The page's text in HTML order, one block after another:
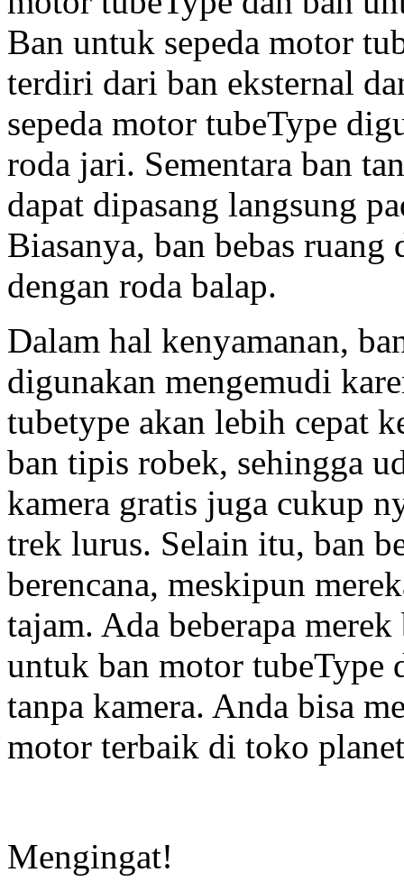
Ban untuk sepeda motor
terdiri dari ban eksternal
sepeda motor tubeType
roda jari. Sementara ban
dapat dipasang langsung
Biasanya, ban bebas ruang
dengan roda balap.
Dalam hal kenyamanan,
digunakan mengemudi
tubetype akan lebih cepat
ban tipis robek, sehingga
kamera gratis juga cukup
trek lurus. Selain itu, ban
berencana, meskipun
tajam. Ada beberapa
untuk ban motor tubeType
tanpa kamera. Anda bisa
motor terbaik di toko
Mengingat!